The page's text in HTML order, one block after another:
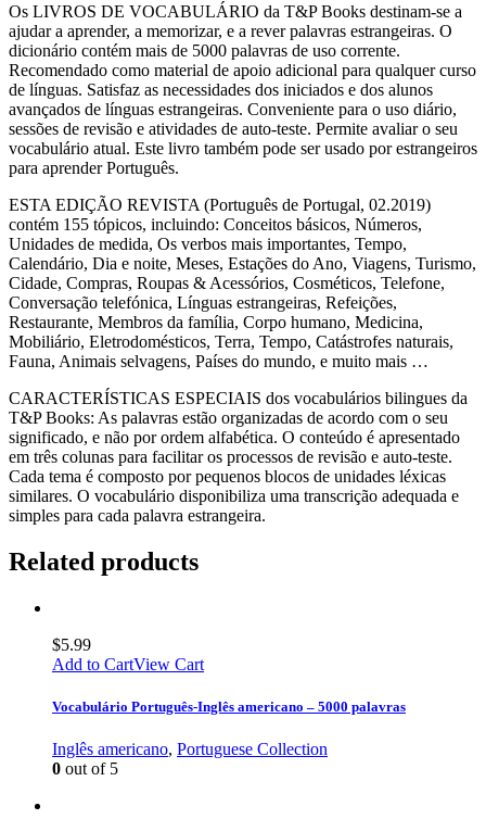
Os LIVROS DE VOCABULÁRIO da T&P Books destinam-se a
ajudar a aprender, a memorizar, e a rever palavras estrangeiras. O
dicionário contém mais de 5000 palavras de uso corrente.
Recomendado como material de apoio adicional para qualquer curso
de línguas. Satisfaz as necessidades dos iniciados e dos alunos
avançados de línguas estrangeiras. Conveniente para o uso diário,
sessões de revisão e atividades de auto-teste. Permite avaliar o seu
vocabulário atual. Este livro também pode ser usado por estrangeiros
para aprender Português.
ESTA EDIÇÃO REVISTA (Português de Portugal, 02.2019)
contém 155 tópicos, incluindo: Conceitos básicos, Números,
Unidades de medida, Os verbos mais importantes, Tempo,
Calendário, Dia e noite, Meses, Estações do Ano, Viagens, Turismo,
Cidade, Compras, Roupas & Acessórios, Cosméticos, Telefone,
Conversação telefónica, Línguas estrangeiras, Refeições,
Restaurante, Membros da família, Corpo humano, Medicina,
Mobiliário, Eletrodomésticos, Terra, Tempo, Catástrofes naturais,
Fauna, Animais selvagens, Países do mundo, e muito mais …
CARACTERÍSTICAS ESPECIAIS dos vocabulários bilingues da
T&P Books: As palavras estão organizadas de acordo com o seu
significado, e não por ordem alfabética. O conteúdo é apresentado
em três colunas para facilitar os processos de revisão e auto-teste.
Cada tema é composto por pequenos blocos de unidades léxicas
similares. O vocabulário disponibiliza uma transcrição adequada e
simples para cada palavra estrangeira.
Related products
$5.99
Add to CartView Cart
Vocabulário Português-Inglês americano – 5000 palavras
Inglês americano, Portuguese Collection
0 out of 5